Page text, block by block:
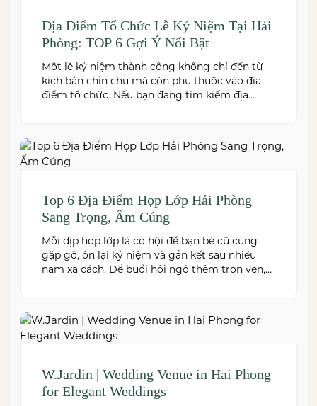
Địa Điểm Tổ Chức Lễ Kỷ Niệm Tại Hải
Phòng: TOP 6 Gợi Ý Nổi Bật
Một lễ kỷ niệm thành công không chỉ đến từ
kịch bản chỉn chu mà còn phụ thuộc vào địa
điểm tổ chức. Nếu bạn đang tìm kiếm địa
ứng nhiều quy mô sự kiện, đừng […]
Top 6 Địa Điểm Họp Lớp Hải Phòng
Sang Trọng, Ấm Cúng
Mỗi dịp họp lớp là cơ hội để bạn bè cũ cùng
gặp gỡ, ôn lại kỷ niệm và gắn kết sau nhiều
năm xa cách. Để buổi hội ngộ thêm trọn vẹn,
W.Jardin | Wedding Venue in Hai Phong
for Elegant Weddings